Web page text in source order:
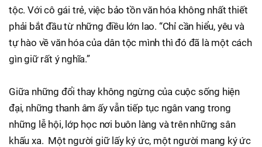
tộc. Với cô gái trẻ, việc bảo tồn văn hóa không nhất thiết
phải bắt đầu từ những điều lớn lao. “Chỉ cần hiểu, yêu và
tự hào về văn hóa của dân tộc mình thì đó đã là một cách
gìn giữ rất ý nghĩa.”
Giữa những đổi thay không ngừng của cuộc sống hiện
đại, những thanh âm ấy vẫn tiếp tục ngân vang trong
những lễ hội, lớp học nơi buôn làng và trên những sân
khấu xa. Một người giữ lấy ký ức, một người mang ký ức